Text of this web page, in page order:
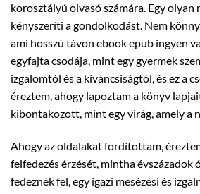
korosztályú olvasó számára. Egy olyan
kényszeríti a gondolkodást. Nem
ami hosszú távon ebook epub ingyen
egyfajta csodája, mint egy gyermek
izgalomtól és a kíváncsiságtól, és ez a
éreztem, ahogy lapoztam a könyv
kibontakozott, mint egy virág, amely a
Ahogy az oldalakat fordítottam,
felfedezés érzését, mintha
fedeznék fel, egy igazi mesézési és